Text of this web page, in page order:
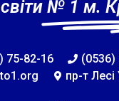
№ 1 м.
75-82-16
(0536)
пр-т Лесі